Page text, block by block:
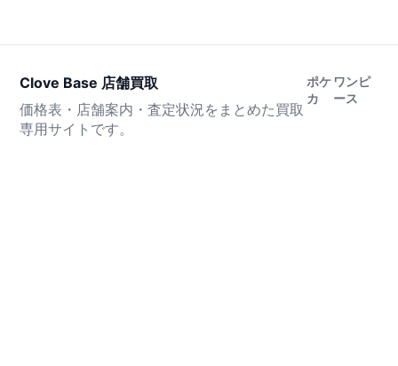
Clove Base 店舗買取
価格表・店舗案内・査定状況をまとめた買取
専用サイトです。
ポケ
カ
ワンピ
ース